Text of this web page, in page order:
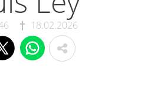
18.02.2026